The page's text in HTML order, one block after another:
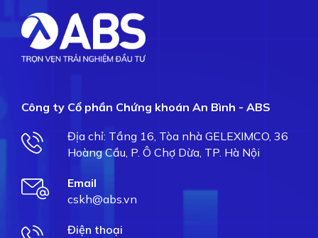
Công ty Cổ phần Chứng khoán An Bình - ABS
Địa chỉ: Tầng 16, Tòa nhà GELEXIMCO, 36
Hoàng Cầu, P. Ô Chợ Dừa, TP. Hà Nội
Email
cskh@abs.vn
Điện thoại